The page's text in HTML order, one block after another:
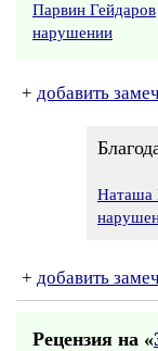
Парвин Гейдаров
нарушении
+ добавить
Наташа
+ добавить
Рецензия на «